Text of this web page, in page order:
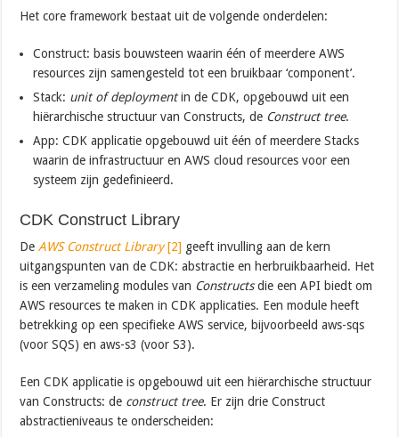
Het core framework bestaat uit de volgende onderdelen:
Construct: basis bouwsteen waarin één of meerdere AWS
resources zijn samengesteld tot een bruikbaar ‘component’.
Stack: unit of deploymentin de CDK, opgebouwd uit een
hiërarchische structuur van Constructs, de Construct tree.
App: CDK applicatie opgebouwd uit één of meerdere Stacks
waarin de infrastructuur en AWS cloud resources voor een
systeem zijn gedefinieerd.
CDK Construct Library
DeAWS Construct Library[2] geeft invulling aan de kern
uitgangspunten van de CDK: abstractie en herbruikbaarheid. Het
is een verzameling modules van Constructsdie een API biedt om
AWS resources te maken in CDK applicaties. Een module heeft
betrekking op een specifieke AWS service, bijvoorbeeld aws-sqs
(voor SQS) en aws-s3 (voor S3).
Een CDK applicatie is opgebouwd uit een hiërarchische structuur
van Constructs: de construct tree. Er zijn drie Construct
abstractieniveaus te onderscheiden: